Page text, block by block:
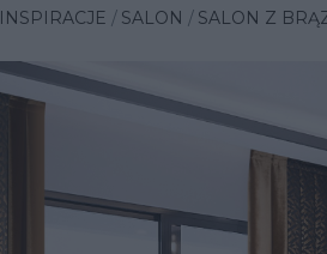
INSPIRACJE SALON SALON Z